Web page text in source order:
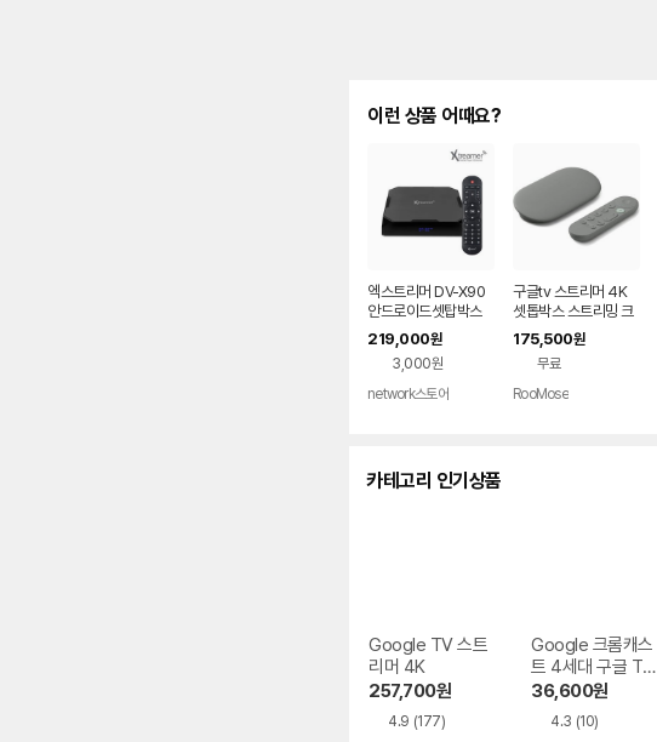
이런 상품 어때요?
엑스트리머 DV-X90
안드로이드셋탑박스
UHD 4K 60Hz 디빅
스플레이어 4G+64
219,000원
3,000원
network스토어
구글tv 스트리머 4K
셋톱박스 스트리밍 크
롬 캐스트 미국직구 회
색 32 GB 5세대
175,500원
무료
RooMose
카테고리 인기상품
Google TV 스트
리머 4K
257,700원
4.9 (177)
Google 크롬캐스
트 4세대 구글 TV
4K
36,600원
4.3 (10)